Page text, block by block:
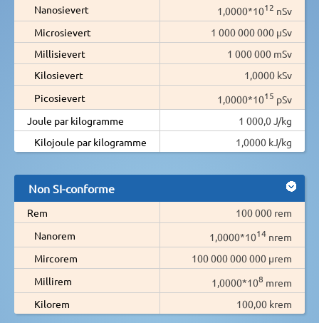
Nanosievert
1,0000*1012 nSv
Microsievert
1 000 000 000 µSv
Millisievert
1 000 000 mSv
Kilosievert
1,0000 kSv
Picosievert
1,0000*1015 pSv
Joule par kilogramme
1 000,0 J/kg
Kilojoule par kilogramme
1,0000 kJ/kg
Non SI-conforme
Rem
100 000 rem
Nanorem
1,0000*1014 nrem
Mircorem
100 000 000 000 µrem
Millirem
1,0000*108 mrem
Kilorem
100,00 krem